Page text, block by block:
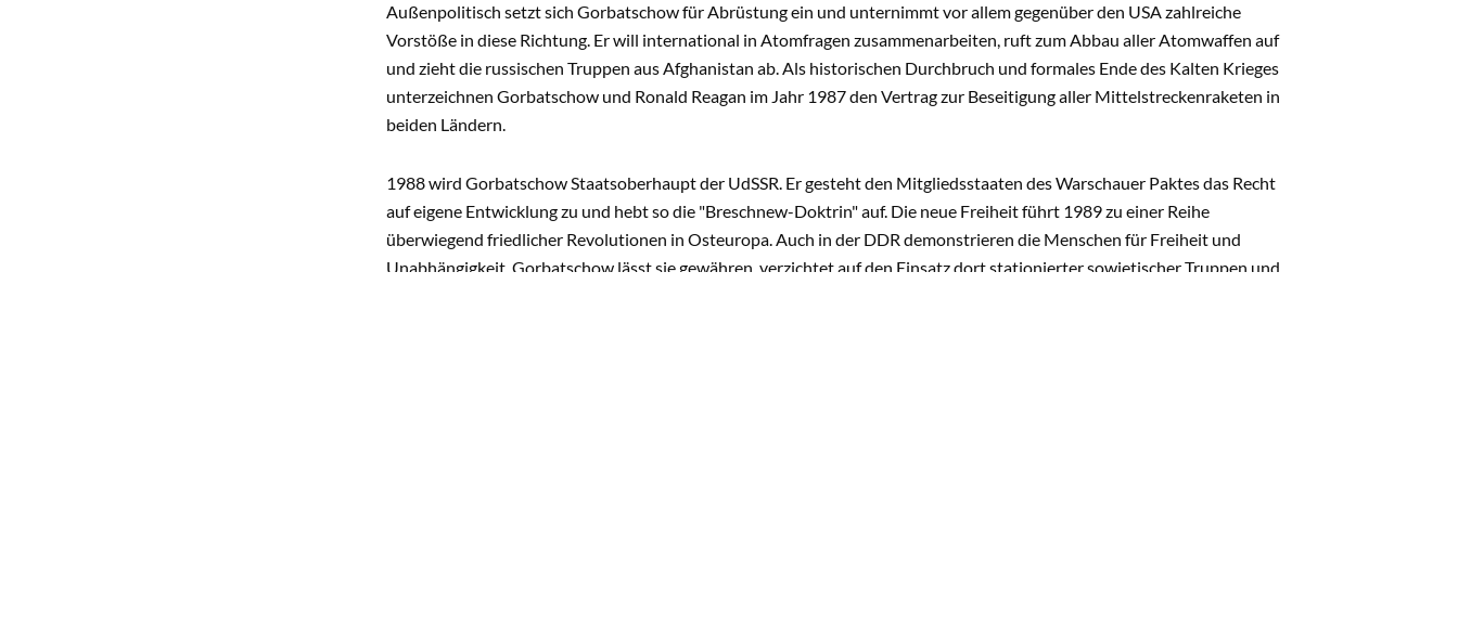
Außenpolitisch setzt sich Gorbatschow für Abrüstung ein und unternimmt vor allem gegenüber den USA zahlreiche
Vorstöße in diese Richtung. Er will international in Atomfragen zusammenarbeiten, ruft zum Abbau aller Atomwaffen auf
und zieht die russischen Truppen aus Afghanistan ab. Als historischen Durchbruch und formales Ende des Kalten Krieges
unterzeichnen Gorbatschow und Ronald Reagan im Jahr 1987 den Vertrag zur Beseitigung aller Mittelstreckenraketen in
beiden Ländern.
1988 wird Gorbatschow Staatsoberhaupt der UdSSR. Er gesteht den Mitgliedsstaaten des Warschauer Paktes das Recht
auf eigene Entwicklung zu und hebt so die "Breschnew-Doktrin" auf. Die neue Freiheit führt 1989 zu einer Reihe
überwiegend friedlicher Revolutionen in Osteuropa. Auch in der DDR demonstrieren die Menschen für Freiheit und
Unabhängigkeit. Gorbatschow lässt sie gewähren, verzichtet auf den Einsatz dort stationierter sowjetischer Truppen und